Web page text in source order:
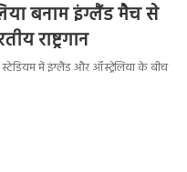
बनाम इंग्लैंड मैच से
राष्ट्रगान
स्टेडियम में इंग्लैंड और ऑस्ट्रेलिया के बीच